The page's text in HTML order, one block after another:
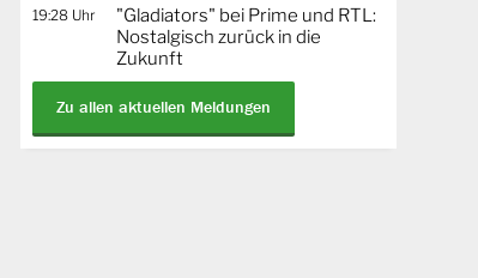
19:28 Uhr
"Gladiators" bei Prime und RTL:
Nostalgisch zurück in die
Zukunft
Zu allen aktuellen Meldungen